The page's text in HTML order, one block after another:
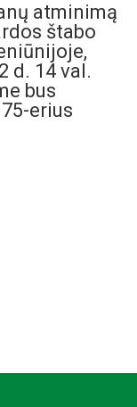
atminimą
štabo
d. 14 val.
bus
erius